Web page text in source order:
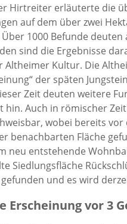
Hirtreiter erläuterte die
auf dem über zwei
1000 Befunde
sind die Ergebnisse
Altheimer Kultur. Die
der späten
Zeit deuten weitere
hin. Auch in römischer
wobei bereits
benachbarten Fläche
neu entstehende
Siedlungsfläche
und es wird
Erscheinung vor 3